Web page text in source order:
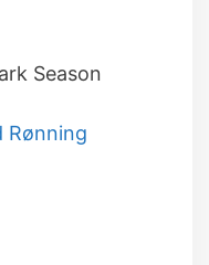
Season
Rønning